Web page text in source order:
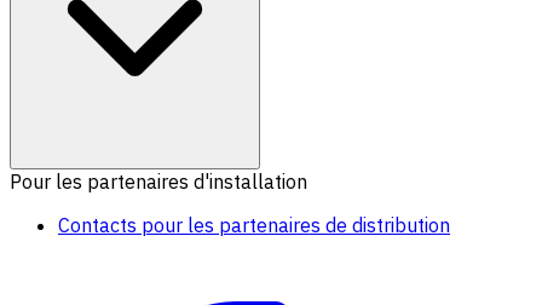
Pour les partenaires d'installation
Contacts pour les partenaires de distribution